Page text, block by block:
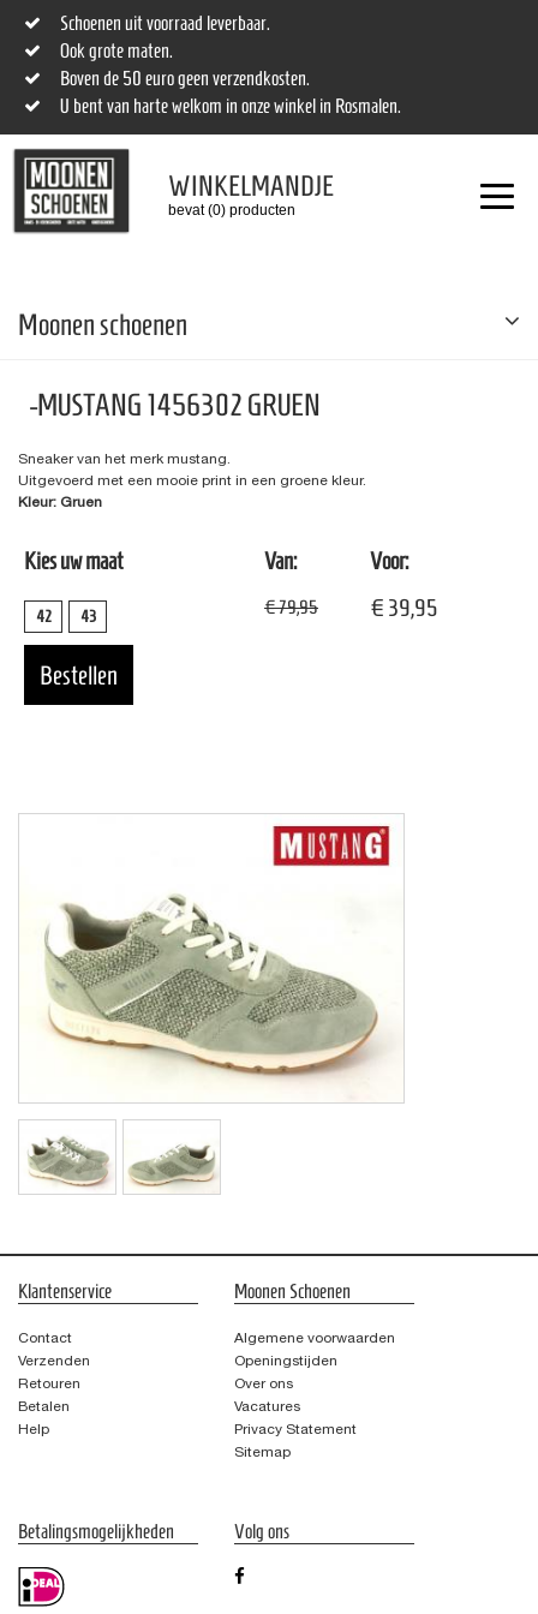
Schoenen uit voorraad leverbaar.
Ook grote maten.
Boven de 50 euro geen verzendkosten.
U bent van harte welkom in onze winkel in Rosmalen.
WINKELMANDJE
bevat (0) producten
Moonen schoenen
-MUSTANG 1456302 GRUEN
Sneaker van het merk mustang.
Uitgevoerd met een mooie print in een groene kleur.
Kleur: Gruen
Kies uw maat
42 43
Van:
€ 79,95
Voor:
€ 39,95
Klantenservice
Contact
Verzenden
Retouren
Betalen
Help
Moonen Schoenen
Algemene voorwaarden
Openingstijden
Over ons
Vacatures
Privacy Statement
Sitemap
Betalingsmogelijkheden Volg ons